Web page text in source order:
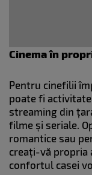
Cinema în
Pentru cinefilii
poate fi
streaming din
filme și seriale.
romantice sau
creați-vă propria
confortul casei